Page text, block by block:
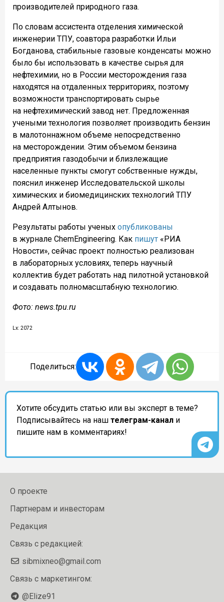
производителей природного газа.
По словам ассистента отделения химической
инженерии ТПУ, соавтора разработки Ильи
Богданова, стабильные газовые конденсаты можно
было бы использовать в качестве сырья для
нефтехимии, но в России месторождения газа
находятся на отдаленных территориях, поэтому
возможности транспортировать сырье
на нефтехимический завод нет. Предложенная
учеными технология позволяет производить бензин
в малотоннажном объеме непосредственно
на месторождении. Этим объемом бензина
предприятия газодобычи и близлежащие
населенные пункты смогут собственные нужды,
пояснил инженер Исследовательской школы
химических и биомедицинских технологий ТПУ
Андрей Алтынов.
Результаты работы ученых опубликованы
в журнале ChemEngineering. Как пишут «РИА
Новости», сейчас проект полностью реализован
в лабораторных условиях, теперь научный
коллектив будет работать над пилотной установкой
и создавать полномасштабную технологию.
Фото: news.tpu.ru
Lx: 2072
Поделиться:
Хотите обсудить статью или вы эксперт в теме?
Подписывайтесь на наш телеграм-канал и
пишите нам в комментариях!
О проекте
Партнерам и инвесторам
Редакция
Связь с редакцией:
sibmixneo@gmail.com
Связь с маркетингом:
@Elize91